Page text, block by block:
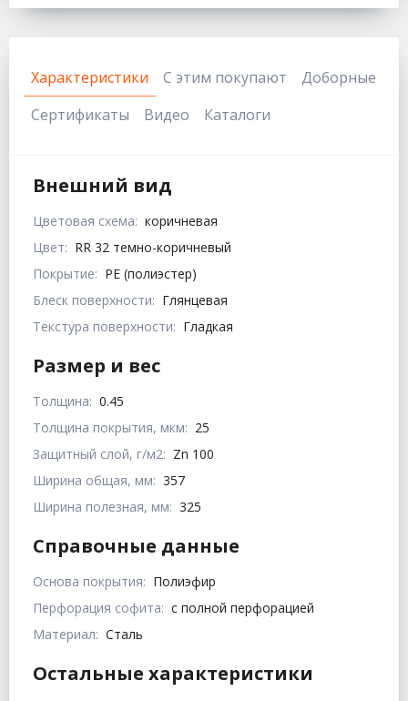
Характеристики С этим покупают
Доборные
Сертификаты
Видео Каталоги
Внешний вид
Цветовая схема: коричневая
Цвет: RR 32 темно-коричневый
Покрытие: PE (полиэстер)
Блеск поверхности: Глянцевая
Текстура поверхности: Гладкая
Размер и вес
Толщина: 0.45
Толщина покрытия, мкм: 25
Защитный слой, г/м2: Zn 100
Ширина общая, мм: 357
Ширина полезная, мм: 325
Справочные данные
Основа покрытия: Полиэфир
Перфорация софита: с полной перфорацией
Материал: Сталь
Остальные характеристики